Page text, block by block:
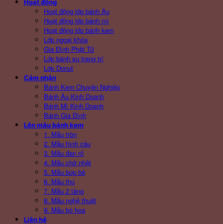
Hoạt động
Hoạt động lớp bánh Âu
Hoạt động lớp bánh mì
Hoạt động lớp bánh kem
Lớp ngoại khóa
Gia Đình Phật Tử
Lớp bánh su trang trí
Lớp Donut
Cảm nhận
Bánh Kem Chuyên Nghiệp
Bánh Âu Kinh Doanh
Bánh Mì Kinh Doanh
Bánh Gia Đình
Lên mẫu bánh kem
1. Mẫu tròn
2. Mẫu hình cầu
3. Mẫu đan rổ
4. Mẫu chữ nhật
5. Mẫu búp bê
6. Mẫu thú
7. Mẫu 2 tầng
8. Mẫu nghệ thuật
9. Mẫu bó hoa
Liên hệ